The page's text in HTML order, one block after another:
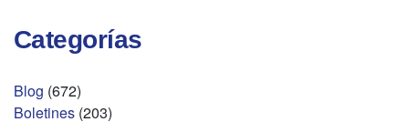
Categorías
Blog (672)
Boletines (203)